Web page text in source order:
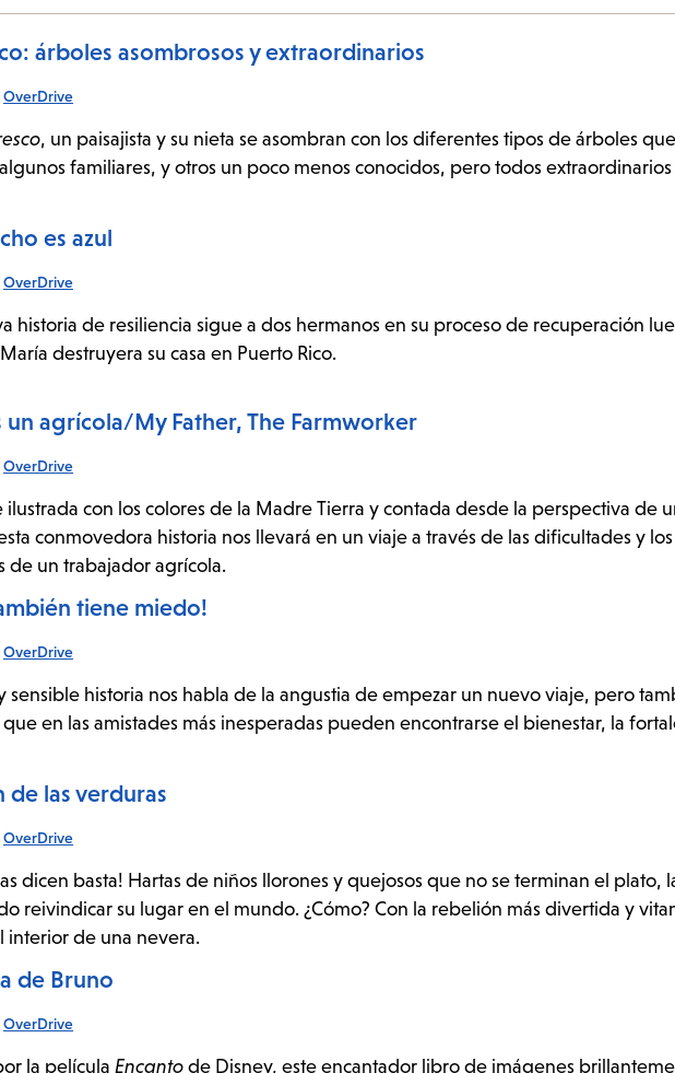
árboles asombrosos y extraordinarios
OverDrive
, un paisajista y su nieta se asombran con los diferentes tipos de árboles
familiares, y otros un poco menos conocidos, pero todos extraordinarios
es azul
OverDrive
historia de resiliencia sigue a dos hermanos en su proceso de recuperación
destruyera su casa en Puerto Rico.
un agrícola/My Father, The Farmworker
OverDrive
ilustrada con los colores de la Madre Tierra y contada desde la perspectiva de
conmovedora historia nos llevará en un viaje a través de las dificultades y
de un trabajador agrícola.
tiene miedo!
OverDrive
sensible historia nos habla de la angustia de empezar un nuevo viaje, pero
en las amistades más inesperadas pueden encontrarse el bienestar, la
de las verduras
OverDrive
dicen basta! Hartas de niños llorones y quejosos que no se terminan el plato,
reivindicar su lugar en el mundo. ¿Cómo? Con la rebelión más divertida y
interior de una nevera.
de Bruno
OverDrive
la película Encanto de Disney, este encantador libro de imágenes